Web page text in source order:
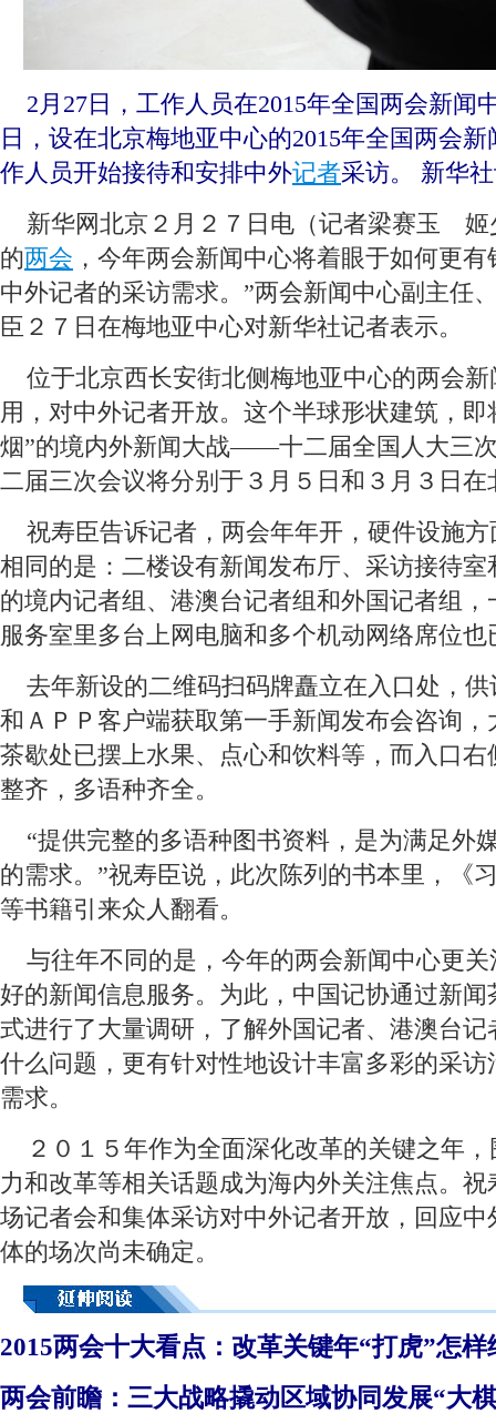
2月27日，工作人员在2015年全国两会新闻
日，设在北京梅地亚中心的2015年全国两会
作人员开始接待和安排中外记者采访。 新华
新华网北京２月２７日电（记者梁赛玉 姬
的两会 ，今年两会新闻中心将着眼于如何更
中外记者的采访需求。”两会新闻中心副主任
臣２７日在梅地亚中心对新华社记者表示。
位于北京西长安街北侧梅地亚中心的两会新
用，对中外记者开放。这个半球形状建筑，即
烟”的境内外新闻大战——十二届全国人大三
二届三次会议将分别于３月５日和３月３日在
祝寿臣告诉记者，两会年年开，硬件设施方
相同的是：二楼设有新闻发布厅、采访接待
的境内记者组、港澳台记者组和外国记者组
服务室里多台上网电脑和多个机动网络席位也
去年新设的二维码扫码牌矗立在入口处，供
和ＡＰＰ客户端获取第一手新闻发布会咨询
茶歇处已摆上水果、点心和饮料等，而入口
整齐，多语种齐全。
“提供完整的多语种图书资料，是为满足外
的需求。”祝寿臣说，此次陈列的书本里，《
等书籍引来众人翻看。
与往年不同的是，今年的两会新闻中心更关
好的新闻信息服务。为此，中国记协通过新
式进行了大量调研，了解外国记者、港澳台
什么问题，更有针对性地设计丰富多彩的采
需求。
２０１５年作为全面深化改革的关键之年，
力和改革等相关话题成为海内外关注焦点。
场记者会和集体采访对中外记者开放，回应
体的场次尚未确定。
2015两会十大看点：改革关键年“打虎”怎样
两会前瞻：三大战略撬动区域协同发展“大